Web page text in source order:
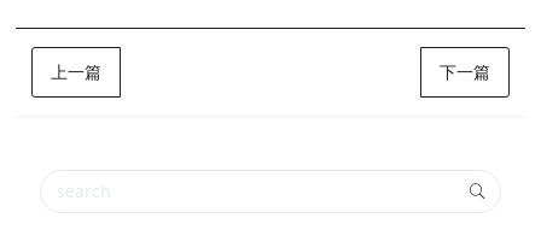
上一篇 下一篇